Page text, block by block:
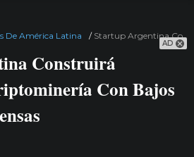
AD
De América Latina / Startup Argentina
Construirá
Con Bajos